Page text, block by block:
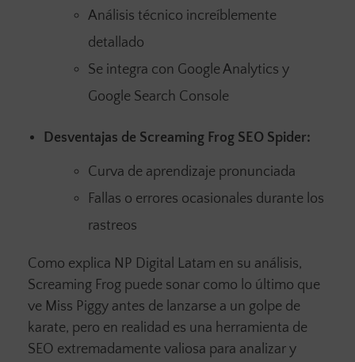
Análisis técnico increíblemente
detallado
Se integra con Google Analytics y
Google Search Console
Desventajas de Screaming Frog SEO Spider:
Curva de aprendizaje pronunciada
Fallas o errores ocasionales durante los
rastreos
Como explica NP Digital Latam en su análisis,
Screaming Frog puede sonar como lo último que
ve Miss Piggy antes de lanzarse a un golpe de
karate, pero en realidad es una herramienta de
SEO extremadamente valiosa para analizar y